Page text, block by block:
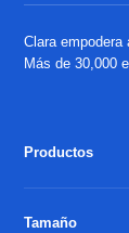
Clara
Más de 30,000
Productos
Tamaño